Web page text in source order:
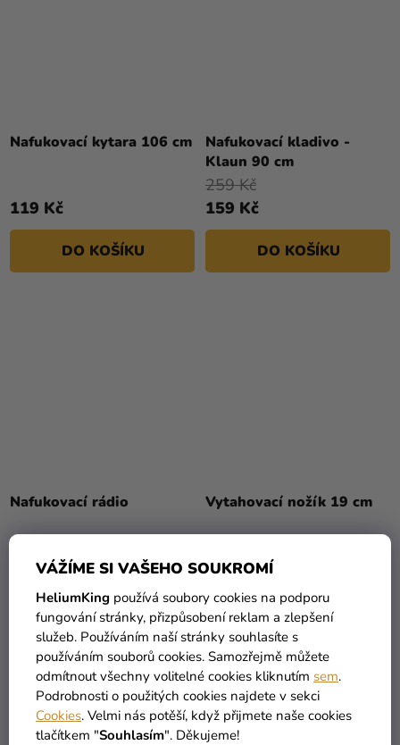
VÁŽÍME SI VAŠEHO SOUKROMÍ
HeliumKing používá soubory cookies na podporu
fungování stránky, přizpůsobení reklam a zlepšení
služeb. Používáním naší stránky souhlasíte s
používáním souborů cookies. Samozřejmě můžete
odmítnout všechny volitelné cookies kliknutím sem.
Podrobnosti o použitých cookies najdete v sekci
Cookies. Velmi nás potěší, když přijmete naše cookies
tlačítkem "Souhlasím". Děkujeme!
Nafukovací kytara 106 cm
119 Kč
DO KOŠÍKU
Nafukovací kladivo -
Klaun 90 cm
159 Kč
259 Kč
DO KOŠÍKU
Nafukovací rádio
109 Kč
119 Kč
DO KOŠÍKU
Vytahovací nožík 19 cm
49 Kč
DO KOŠÍKU